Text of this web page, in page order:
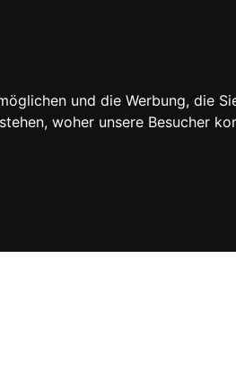
und die Werbung, die
woher unsere Besucher